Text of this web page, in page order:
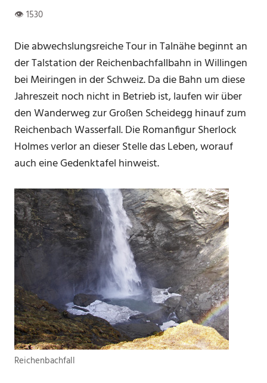
Die abwechslungsreiche Tour in Talnähe beginnt an
der Talstation der Reichenbachfallbahn in Willingen
bei Meiringen in der Schweiz. Da die Bahn um diese
Jahreszeit noch nicht in Betrieb ist, laufen wir über
den Wanderweg zur Großen Scheidegg hinauf zum
Reichenbach Wasserfall. Die Romanfigur Sherlock
Holmes verlor an dieser Stelle das Leben, worauf
auch eine Gedenktafel hinweist.
Reichenbachfall